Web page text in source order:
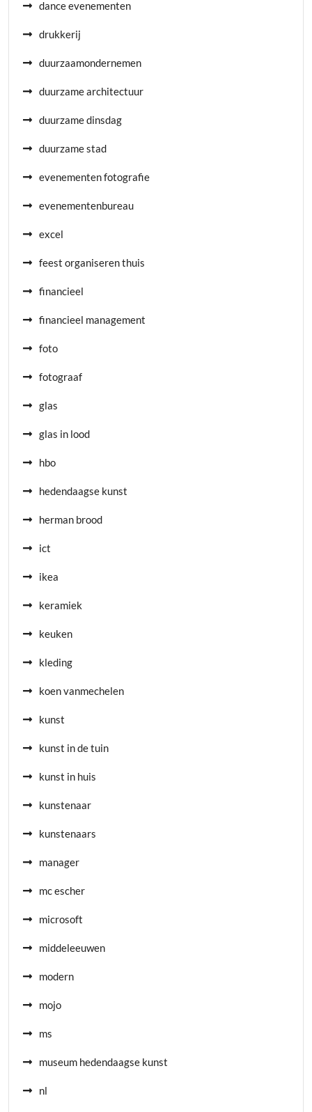
dance evenementen
drukkerij
duurzaamondernemen
duurzame architectuur
duurzame dinsdag
duurzame stad
evenementen fotografie
evenementenbureau
excel
feest organiseren thuis
financieel
financieel management
foto
fotograaf
glas
glas in lood
hbo
hedendaagse kunst
herman brood
ict
ikea
keramiek
keuken
kleding
koen vanmechelen
kunst
kunst in de tuin
kunst in huis
kunstenaar
kunstenaars
manager
mc escher
microsoft
middeleeuwen
modern
mojo
ms
museum hedendaagse kunst
nl